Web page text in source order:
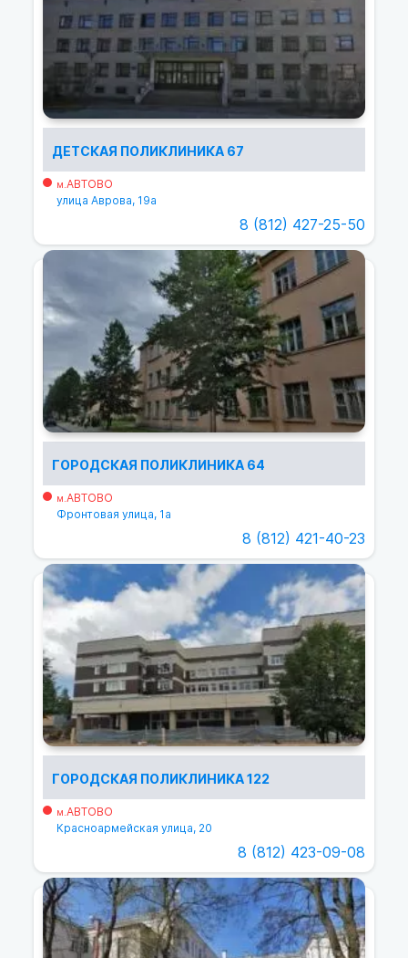
ДЕТСКАЯ ПОЛИКЛИНИКА 67
м.АВТОВО
улица Аврова, 19а
8 (812) 427-25-50
ГОРОДСКАЯ ПОЛИКЛИНИКА 64
м.АВТОВО
Фронтовая улица, 1а
8 (812) 421-40-23
ГОРОДСКАЯ ПОЛИКЛИНИКА 122
м.АВТОВО
Красноармейская улица, 20
8 (812) 423-09-08